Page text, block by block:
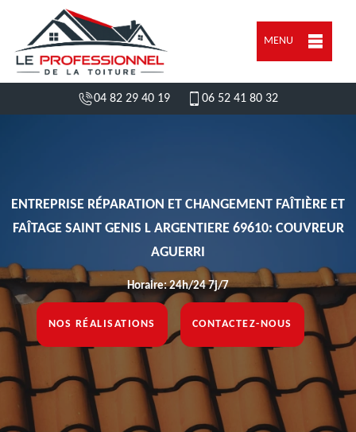
MENU
04 82 29 40 19 06 52 41 80 32
ENTREPRISE RÉPARATION ET CHANGEMENT FAÎTIÈRE ET
FAÎTAGE SAINT GENIS L ARGENTIERE 69610: COUVREUR
AGUERRI
Horaire: 24h/24 7j/7
NOS RÉALISATIONS CONTACTEZ-NOUS